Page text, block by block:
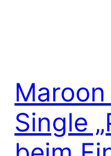
Single